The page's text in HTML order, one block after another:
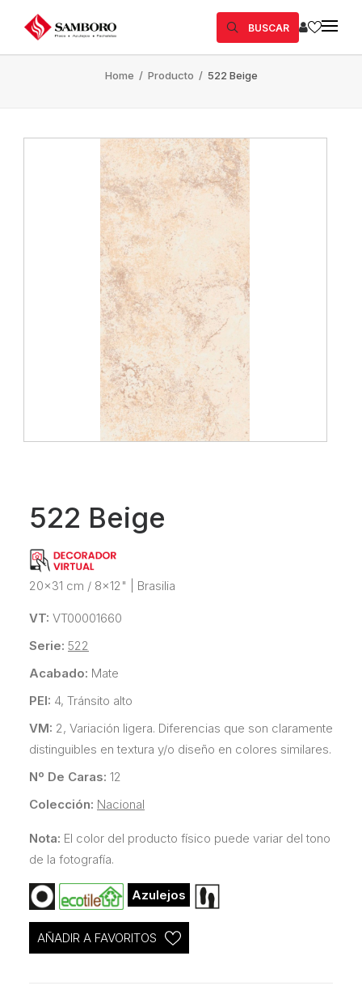
BUSCAR
Home / Producto / 522 Beige
522 Beige
20x31 cm / 8x12" Brasilia
VT: VT00001660
Serie: 522
Acabado: Mate
PEI: 4, Tránsito alto
VM: 2, Variación ligera. Diferencias que son claramente
distinguibles en textura y/o diseño en colores similares.
Nº De Caras: 12
Colección: Nacional
Nota: El color del producto físico puede variar del tono
de la fotografía.
Azulejos
AÑADIR A FAVORITOS